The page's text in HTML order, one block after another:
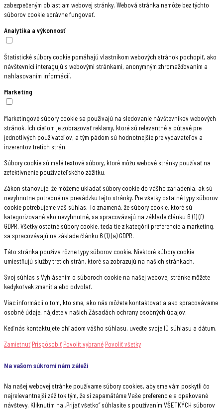
zabezpečeným oblastiam webovej stránky. Webová stránka nemôže bez týchto
súborov cookie správne fungovať.
Analytika a výkonnosť
Štatistické súbory cookie pomáhajú vlastníkom webových stránok pochopiť, ako
návštevníci interagujú s webovými stránkami, anonymným zhromažďovaním a
nahlasovaním informácií.
Marketing
Marketingové súbory cookie sa používajú na sledovanie návštevníkov webových
stránok. Ich cieľom je zobrazovať reklamy, ktoré sú relevantné a pútavé pre
jednotlivých používateľov, a tým pádom sú hodnotnejšie pre vydavateľov a
inzerentov tretích strán.
Súbory cookie sú malé textové súbory, ktoré môžu webové stránky používať na
zefektívnenie používateľského zážitku.
Zákon stanovuje, že môžeme ukladať súbory cookie do vášho zariadenia, ak sú
nevyhnutne potrebné na prevádzku tejto stránky. Pre všetky ostatné typy súborov
cookie potrebujeme váš súhlas. To znamená, že súbory cookie, ktoré sú
kategorizované ako nevyhnutné, sa spracovávajú na základe článku 6 (1) (f)
GDPR. Všetky ostatné súbory cookie, teda tie z kategórií preferencie a marketing,
sa spracovávajú na základe článku 6 (1) (a) GDPR.
Táto stránka používa rôzne typy súborov cookie. Niektoré súbory cookie
umiestňujú služby tretích strán, ktoré sa zobrazujú na našich stránkach.
Svoj súhlas s Vyhlásením o súboroch cookie na našej webovej stránke môžete
kedykoľvek zmeniť alebo odvolať.
Viac informácií o tom, kto sme, ako nás môžete kontaktovať a ako spracovávame
osobné údaje, nájdete v našich Zásadách ochrany osobných údajov.
Keď nás kontaktujete ohľadom vášho súhlasu, uveďte svoje ID súhlasu a dátum.
Zamietnuť Prispôsobiť Povolit vybrané Povoliť všetky
Na vašom súkromí nám záleží
Na našej webovej stránke používame súbory cookies, aby sme vám poskytli čo
najrelevantnejší zážitok tým, že si zapamätáme Vaše preferencie a opakované
návštevy. Kliknutím na „Prijať všetko“ súhlasíte s používaním VŠETKÝCH súborov